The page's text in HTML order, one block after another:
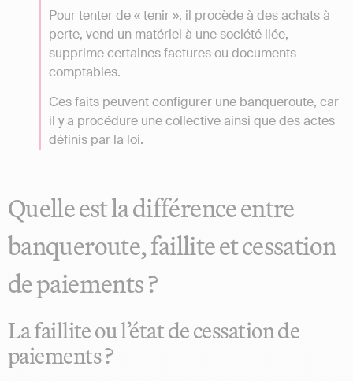
Pour tenter de « tenir », il procède à des achats à
perte, vend un matériel à une société liée,
supprime certaines factures ou documents
comptables.
Ces faits peuvent configurer une banqueroute, car
il y a procédure une collective ainsi que des actes
définis par la loi.
Quelle est la différence entre
banqueroute, faillite et cessation
de paiements ?
La faillite ou l’état de cessation de
paiements ?